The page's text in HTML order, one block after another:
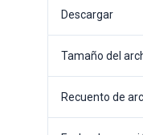
Descargar
Tamaño del
Recuento de